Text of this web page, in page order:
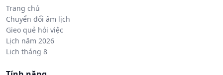
Trang chủ
Chuyển đổi âm lịch
Gieo quẻ hỏi việc
Lịch năm 2026
Lịch tháng 8